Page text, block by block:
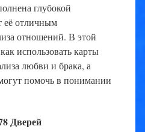
глубокой
её отличным
отношений. В этой
использовать карты
любви и брака, а
помочь в понимании
Дверей